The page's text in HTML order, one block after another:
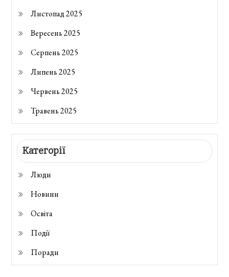
Листопад 2025
Вересень 2025
Серпень 2025
Липень 2025
Червень 2025
Травень 2025
Категорії
Люди
Новини
Освіта
Події
Поради